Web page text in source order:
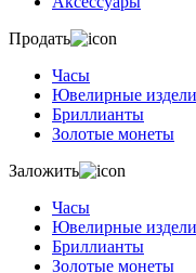
Продать
Часы
Ювелирные
Бриллианты
Золотые монеты
Заложить
Часы
Ювелирные
Бриллианты
Золотые монеты